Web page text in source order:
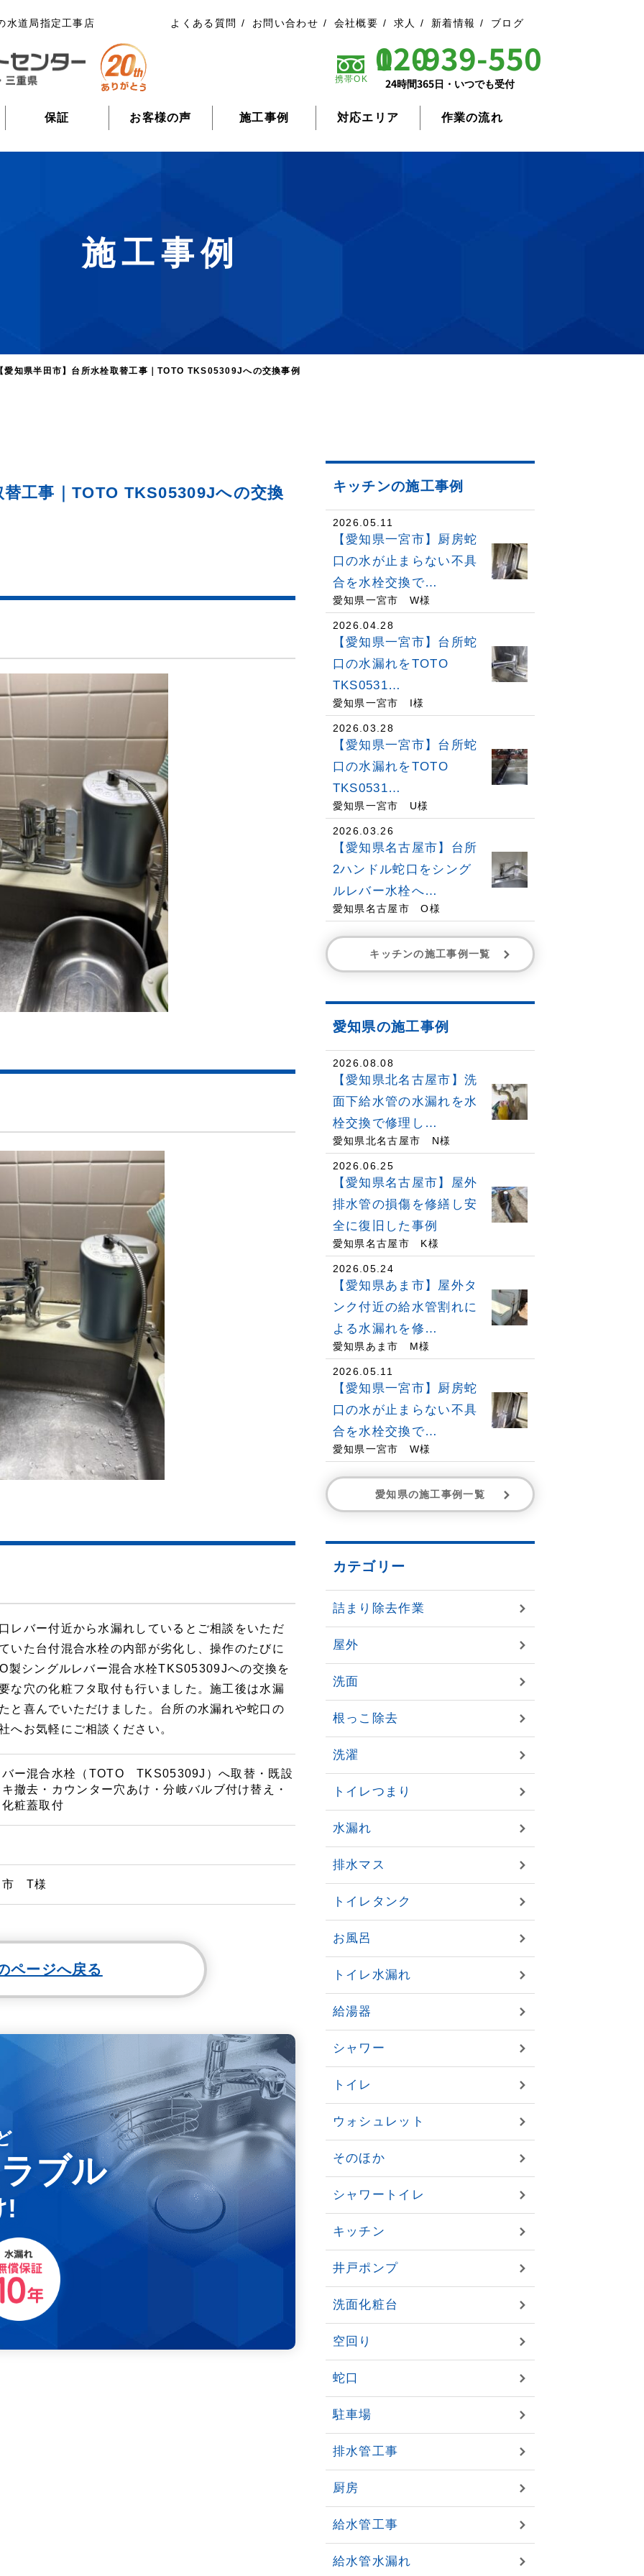
水道局指定工事店 よくある質問 お問い合わせ 会社概要 求人 新着情報 ブログ
携帯OK
0120-939-550
24時間365日・いつでも受付
保証 お客様の声 施工事例 対応エリア 作業の流れ
施工事例
愛知県半田市】台所水栓取替工事｜TOTO TKS05309Jへの交換事例
工事｜TOTO TKS05309Jへの交換
レバー付近から水漏れしているとご相談をいただ
いた台付混合水栓の内部が劣化し、操作のたびに
製シングルレバー混合水栓TKS05309Jへの交換を
な穴の化粧フタ取付も行いました。施工後は水漏
と喜んでいただけました。台所の水漏れや蛇口の
へお気軽にご相談ください。
バー混合水栓（TOTO TKS05309J）へ取替・既設
撤去・カウンター穴あけ・分岐バルブ付け替え・
粧蓋取付
市 T様
ページへ戻る
ブル
!
キッチンの施工事例
2026.05.11
【愛知県一宮市】厨房蛇
口の水が止まらない不具
合を水栓交換で…
愛知県一宮市 W様
2026.04.28
【愛知県一宮市】台所蛇
口の水漏れをTOTO
TKS0531…
愛知県一宮市 I様
2026.03.28
【愛知県一宮市】台所蛇
口の水漏れをTOTO
TKS0531…
愛知県一宮市 U様
2026.03.26
【愛知県名古屋市】台所
2ハンドル蛇口をシング
ルレバー水栓へ…
愛知県名古屋市 O様
キッチンの施工事例一覧
愛知県の施工事例
2026.08.08
【愛知県北名古屋市】洗
面下給水管の水漏れを水
栓交換で修理し…
愛知県北名古屋市 N様
2026.06.25
【愛知県名古屋市】屋外
排水管の損傷を修繕し安
全に復旧した事例
愛知県名古屋市 K様
2026.05.24
【愛知県あま市】屋外タ
ンク付近の給水管割れに
よる水漏れを修…
愛知県あま市 M様
2026.05.11
【愛知県一宮市】厨房蛇
口の水が止まらない不具
合を水栓交換で…
愛知県一宮市 W様
愛知県の施工事例一覧
カテゴリー
詰まり除去作業
屋外
洗面
根っこ除去
洗濯
トイレつまり
水漏れ
排水マス
トイレタンク
お風呂
トイレ水漏れ
給湯器
シャワー
トイレ
ウォシュレット
そのほか
シャワートイレ
キッチン
井戸ポンプ
洗面化粧台
空回り
蛇口
駐車場
排水管工事
厨房
給水管工事
給水管水漏れ